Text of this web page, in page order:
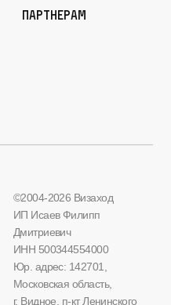
Партнерам
©2004-2026 Визаход
ИП Исаев Филипп
Дмитриевич
ИНН 500344554000
Юр. адрес: 142701,
Московская область,
г. Видное, п-кт Ленинского